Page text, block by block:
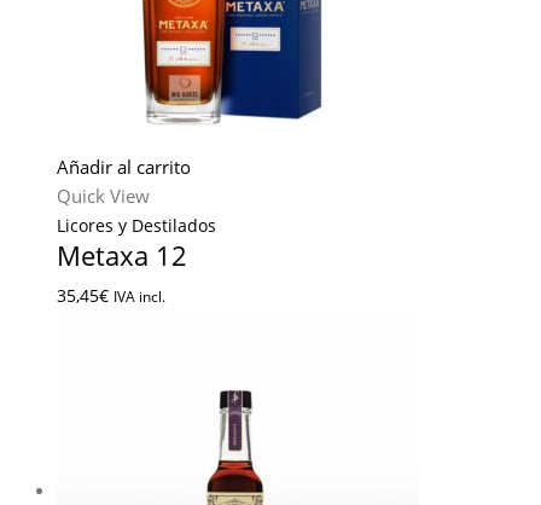
Añadir al carrito
Quick View
Licores y Destilados
Metaxa 12
35,45€ IVA incl.